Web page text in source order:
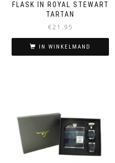
FLASK IN ROYAL STEWART
TARTAN
€21.95
IN WINKELMAND